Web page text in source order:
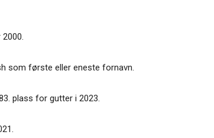
som første eller eneste fornavn.
plass for gutter i 2023.